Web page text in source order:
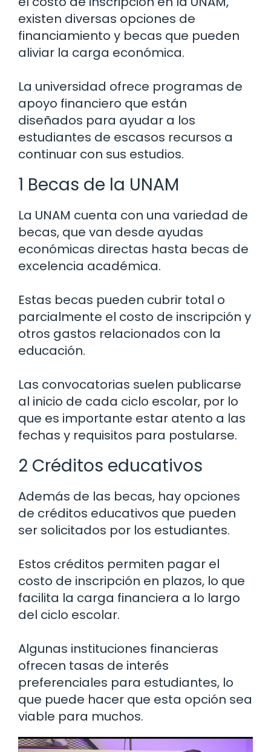
existen diversas opciones de
financiamiento y becas que pueden
aliviar la carga económica.
La universidad ofrece programas de
apoyo financiero que están
diseñados para ayudar a los
estudiantes de escasos recursos a
continuar con sus estudios.
1 Becas de la UNAM
La UNAM cuenta con una variedad de
becas, que van desde ayudas
económicas directas hasta becas de
excelencia académica.
Estas becas pueden cubrir total o
parcialmente el costo de inscripción y
otros gastos relacionados con la
educación.
Las convocatorias suelen publicarse
al inicio de cada ciclo escolar, por lo
que es importante estar atento a las
fechas y requisitos para postularse.
2 Créditos educativos
Además de las becas, hay opciones
de créditos educativos que pueden
ser solicitados por los estudiantes.
Estos créditos permiten pagar el
costo de inscripción en plazos, lo que
facilita la carga financiera a lo largo
del ciclo escolar.
Algunas instituciones financieras
ofrecen tasas de interés
preferenciales para estudiantes, lo
que puede hacer que esta opción sea
viable para muchos.